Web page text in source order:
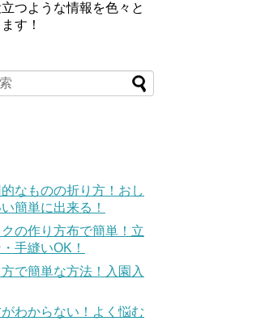
つような情報を色々と
す！
なものの折り方！おし
簡単に出来る！
の作り方布で簡単！立
手縫いOK！
で簡単な方法！入園入
わからない！よく悩む